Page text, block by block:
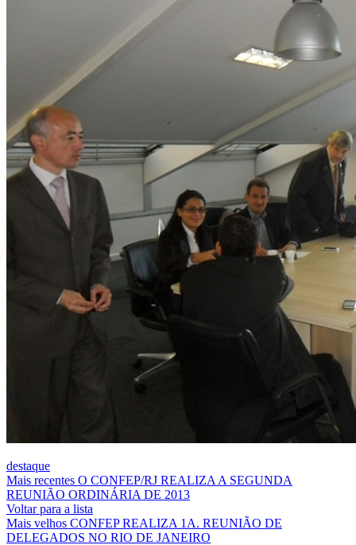
destaque
Mais recentes O CONFEP/RJ REALIZA A SEGUNDA
REUNIÃO ORDINÁRIA DE 2013
Voltar para a lista
Mais velhos CONFEP REALIZA 1A. REUNIÃO DE
DELEGADOS NO RIO DE JANEIRO